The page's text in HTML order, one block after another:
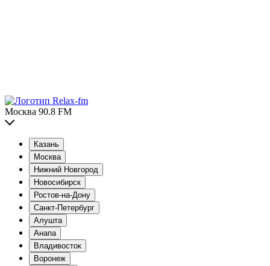
Москва 90.8 FM
Казань
Москва
Нижний Новгород
Новосибирск
Ростов-на-Дону
Санкт-Петербург
Алушта
Анапа
Владивосток
Воронеж